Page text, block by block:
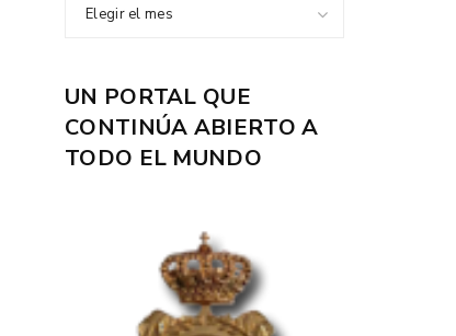
Elegir el mes
UN PORTAL QUE
CONTINÚA ABIERTO A
TODO EL MUNDO